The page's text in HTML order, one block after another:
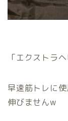
「エクストラ
早速筋トレに
伸びませんw